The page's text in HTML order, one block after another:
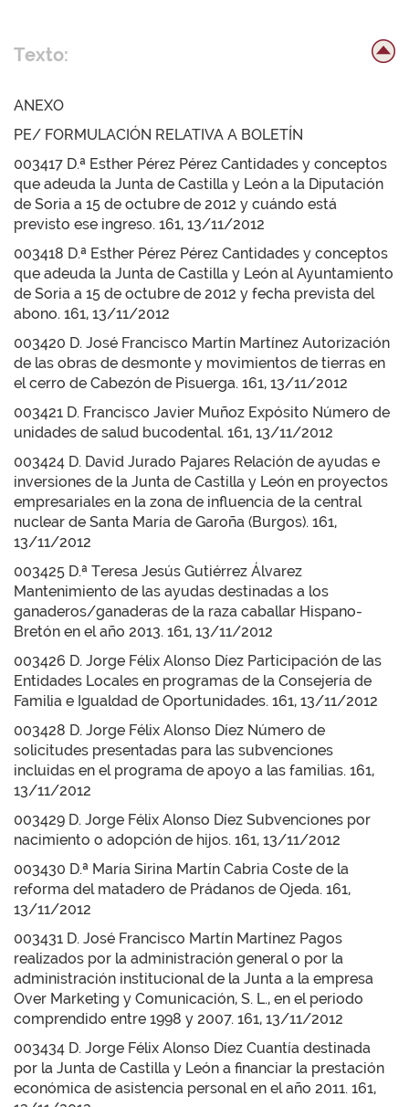
Texto:
ANEXO
PE/ FORMULACIÓN RELATIVA A BOLETÍN
003417 D.ª Esther Pérez Pérez Cantidades y conceptos
que adeuda la Junta de Castilla y León a la Diputación
de Soria a 15 de octubre de 2012 y cuándo está
previsto ese ingreso. 161, 13/11/2012
003418 D.ª Esther Pérez Pérez Cantidades y conceptos
que adeuda la Junta de Castilla y León al Ayuntamiento
de Soria a 15 de octubre de 2012 y fecha prevista del
abono. 161, 13/11/2012
003420 D. José Francisco Martín Martínez Autorización
de las obras de desmonte y movimientos de tierras en
el cerro de Cabezón de Pisuerga. 161, 13/11/2012
003421 D. Francisco Javier Muñoz Expósito Número de
unidades de salud bucodental. 161, 13/11/2012
003424 D. David Jurado Pajares Relación de ayudas e
inversiones de la Junta de Castilla y León en proyectos
empresariales en la zona de influencia de la central
nuclear de Santa María de Garoña (Burgos). 161,
13/11/2012
003425 D.ª Teresa Jesús Gutiérrez Álvarez
Mantenimiento de las ayudas destinadas a los
ganaderos/ganaderas de la raza caballar Hispano-
Bretón en el año 2013. 161, 13/11/2012
003426 D. Jorge Félix Alonso Díez Participación de las
Entidades Locales en programas de la Consejería de
Familia e Igualdad de Oportunidades. 161, 13/11/2012
003428 D. Jorge Félix Alonso Díez Número de
solicitudes presentadas para las subvenciones
incluidas en el programa de apoyo a las familias. 161,
13/11/2012
003429 D. Jorge Félix Alonso Díez Subvenciones por
nacimiento o adopción de hijos. 161, 13/11/2012
003430 D.ª María Sirina Martín Cabria Coste de la
reforma del matadero de Prádanos de Ojeda. 161,
13/11/2012
003431 D. José Francisco Martín Martínez Pagos
realizados por la administración general o por la
administración institucional de la Junta a la empresa
Over Marketing y Comunicación, S. L., en el periodo
comprendido entre 1998 y 2007. 161, 13/11/2012
003434 D. Jorge Félix Alonso Díez Cuantía destinada
por la Junta de Castilla y León a financiar la prestación
económica de asistencia personal en el año 2011. 161,